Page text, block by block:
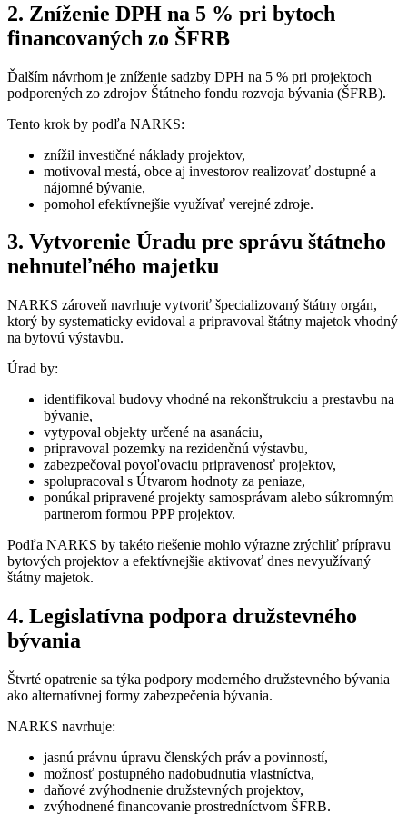
2. Zníženie DPH na 5 % pri bytoch
financovaných zo ŠFRB
Ďalším návrhom je zníženie sadzby DPH na 5 % pri projektoch
podporených zo zdrojov Štátneho fondu rozvoja bývania (ŠFRB).
Tento krok by podľa NARKS:
znížil investičné náklady projektov,
motivoval mestá, obce aj investorov realizovať dostupné a
nájomné bývanie,
pomohol efektívnejšie využívať verejné zdroje.
3. Vytvorenie Úradu pre správu štátneho
nehnuteľného majetku
NARKS zároveň navrhuje vytvoriť špecializovaný štátny orgán,
ktorý by systematicky evidoval a pripravoval štátny majetok vhodný
na bytovú výstavbu.
Úrad by:
identifikoval budovy vhodné na rekonštrukciu a prestavbu na
bývanie,
vytypoval objekty určené na asanáciu,
pripravoval pozemky na rezidenčnú výstavbu,
zabezpečoval povoľovaciu pripravenosť projektov,
spolupracoval s Útvarom hodnoty za peniaze,
ponúkal pripravené projekty samosprávam alebo súkromným
partnerom formou PPP projektov.
Podľa NARKS by takéto riešenie mohlo výrazne zrýchliť prípravu
bytových projektov a efektívnejšie aktivovať dnes nevyužívaný
štátny majetok.
4. Legislatívna podpora družstevného
bývania
Štvrté opatrenie sa týka podpory moderného družstevného bývania
ako alternatívnej formy zabezpečenia bývania.
NARKS navrhuje:
jasnú právnu úpravu členských práv a povinností,
možnosť postupného nadobudnutia vlastníctva,
daňové zvýhodnenie družstevných projektov,
zvýhodnené financovanie prostredníctvom ŠFRB.